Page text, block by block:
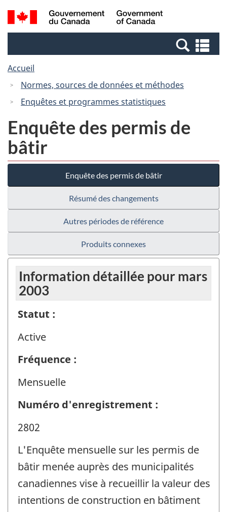
Passer
au
Passer
à
Canada
Recherche
et
et
Accueil
Normes, sources de données et méthodes
Enquêtes et programmes statistiques
Enquête des permis de
bâtir
Enquête des permis de bâtir
Résumé des changements
Autres périodes de référence
Produits connexes
Information détaillée pour mars
2003
Statut :
Active
Fréquence :
Mensuelle
Numéro d'enregistrement :
2802
L'Enquête mensuelle sur les permis de
bâtir menée auprès des municipalités
canadiennes vise à recueillir la valeur des
intentions de construction en bâtiment